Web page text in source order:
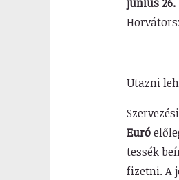
Utazni
Euró
tessék
fizetni. A